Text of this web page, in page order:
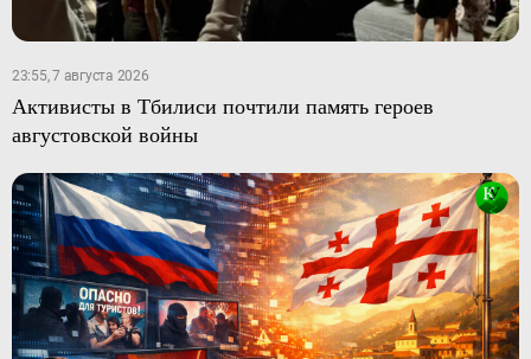
23:55, 7 августа 2026
Активисты в Тбилиси почтили память героев
августовской войны